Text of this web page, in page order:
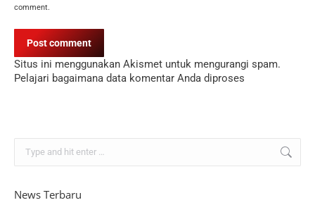
comment.
Post comment
Situs ini menggunakan Akismet untuk mengurangi spam.
Pelajari bagaimana data komentar Anda diproses
News Terbaru